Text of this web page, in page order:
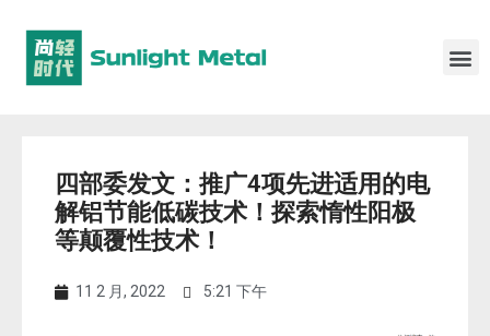
四部委发文：推广4项先进适用的电
解铝节能低碳技术！探索惰性阳极
等颠覆性技术！
11 2 月, 2022 5:21 下午